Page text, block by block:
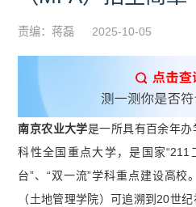
责编：蒋磊 2025-10-05
南京农业大学是一所具有百余年
科性全国重点大学，是国家“211
台”、“双一流”学科重点建设高
（土地管理学院）可追溯到20世